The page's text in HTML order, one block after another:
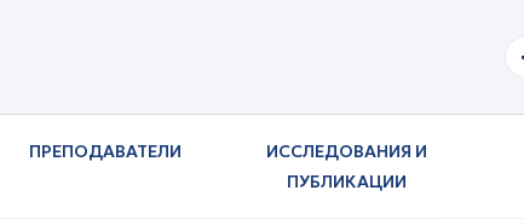
ПРЕПОДАВАТЕЛИ
ИССЛЕДОВАНИЯ И
ПУБЛИКАЦИИ